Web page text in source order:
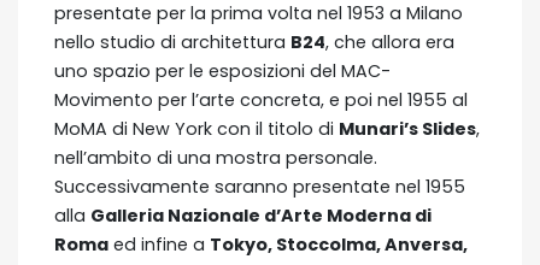
presentate per la prima volta nel 1953 a Milano
nello studio di architettura B24, che allora era
uno spazio per le esposizioni del MAC-
Movimento per l’arte concreta, e poi nel 1955 al
MoMA di New York con il titolo di Munari’s Slides,
nell’ambito di una mostra personale.
Successivamente saranno presentate nel 1955
alla Galleria Nazionale d’Arte Moderna di
Roma ed infine a Tokyo, Stoccolma, Anversa,